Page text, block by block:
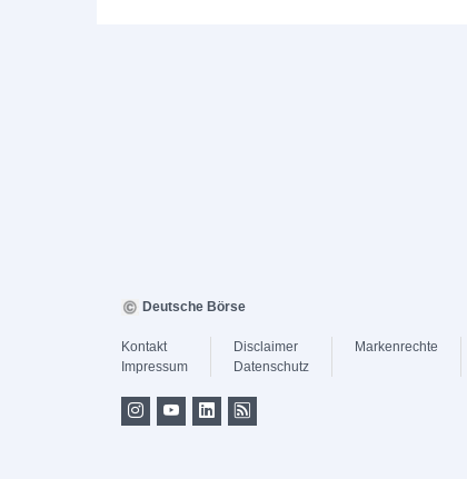
Deutsche Börse
Kontakt
Impressum
Disclaimer
Datenschutz
Markenrechte